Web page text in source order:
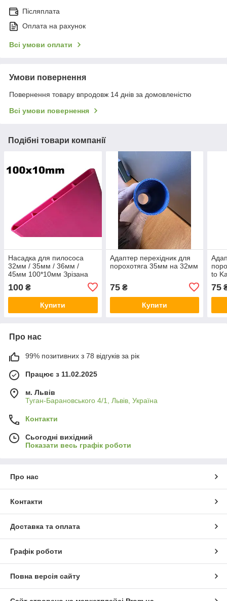
Післяплата
Оплата на рахунок
Всі умови оплати
Умови повернення
Повернення товару впродовж 14 днів за домовленістю
Всі умови повернення
Подібні товари компанії
Насадка для пилососа
32мм / 35мм / 36мм /
45мм 100*10мм Зрізана
100 ₴
Купити
Адаптер перехідник для
порохотяга 35мм на 32мм
75₴
Купити
to
75
Про нас
99% позитивних з 78 відгуків за рік
Працює з 11.02.2025
м. Львів
Туган-Барановського 4/1, Львів, Україна
Контакти
Сьогодні вихідний
Показати весь графік роботи
Про нас
Контакти
Доставка та оплата
Графік роботи
Повна версія сайту